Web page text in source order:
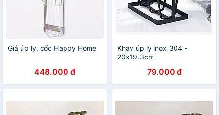
Giá úp ly, cốc Happy Home
448.000 đ
Khay úp ly inox 304 -
20x19.3cm
79.000 đ